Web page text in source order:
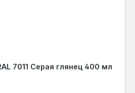
7011 Серая глянец 400 мл